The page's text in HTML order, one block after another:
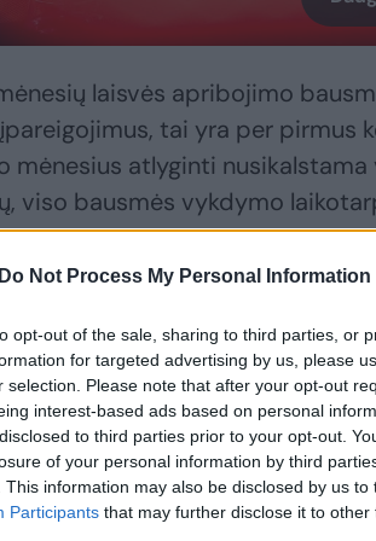
Do Not Process My Personal Information
opt-out of the sale, sharing to third parties, or
for targeted advertising by us, please
selection. Please note that after your opt-out
interest-based ads based on personal
to third parties prior to your opt-out.
of your personal information by third
This information may also be disclosed by us
Participants that may further disclose it to other
laisvės apribojimo
tai yra per pirmus
atlyginti
viso bausmės vykdymo
po to, kai jis praėjusių
Antano Kandroto, pravarde
„Celofanas live“ pasidalino
ir prie jo parašė komentarą:
tegul išmatos kaip tas